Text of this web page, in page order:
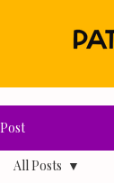
Post
All Posts